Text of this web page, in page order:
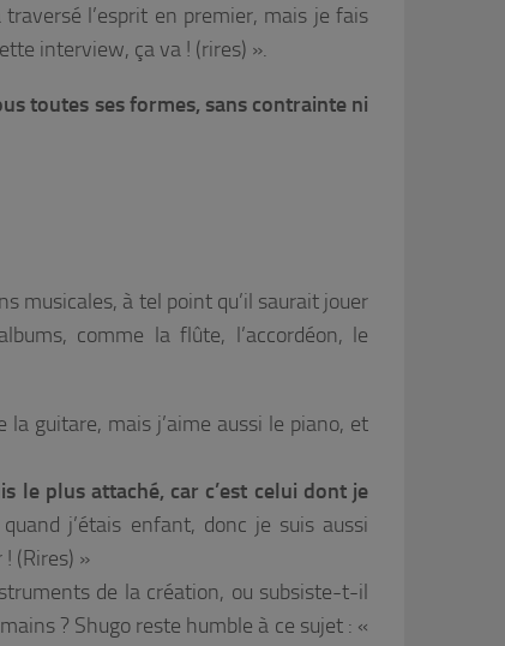
traversé l’esprit en premier, mais je fais
interview, ça va ! (rires) ».
toutes ses formes, sans contrainte ni
musicales, à tel point qu’il saurait jouer
comme la flûte, l’accordéon, le
la guitare, mais j’aime aussi le piano, et
le plus attaché, car c’est celui dont je
j’étais enfant, donc je suis aussi
(Rires) »
de la création, ou subsiste-t-il
? Shugo reste humble à ce sujet : «